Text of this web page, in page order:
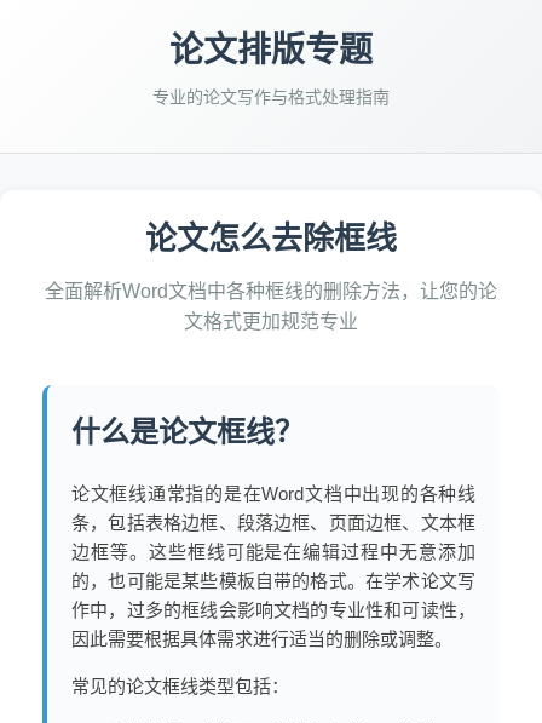
论文排版专题
专业的论文写作与格式处理指南
论文怎么去除框线
全面解析Word文档中各种框线的删除方法，让您的论
文格式更加规范专业
什么是论文框线？
论文框线通常指的是在Word文档中出现的各种线
条，包括表格边框、段落边框、页面边框、文本框
边框等。这些框线可能是在编辑过程中无意添加
的，也可能是某些模板自带的格式。在学术论文写
作中，过多的框线会影响文档的专业性和可读性，
因此需要根据具体需求进行适当的删除或调整。
常见的论文框线类型包括：